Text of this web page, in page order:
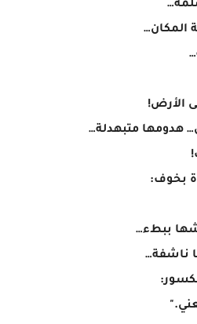
المكان…
الأرض!
هدومها متبهدلة…
بخوف:
ببطء…
ناشفة…